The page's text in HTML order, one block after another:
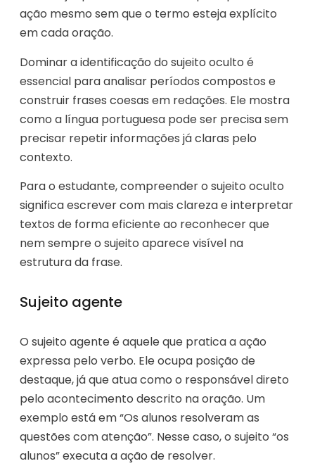
ação mesmo sem que o termo esteja explícito
em cada oração.
Dominar a identificação do sujeito oculto é
essencial para analisar períodos compostos e
construir frases coesas em redações. Ele mostra
como a língua portuguesa pode ser precisa sem
precisar repetir informações já claras pelo
contexto.
Para o estudante, compreender o sujeito oculto
significa escrever com mais clareza e interpretar
textos de forma eficiente ao reconhecer que
nem sempre o sujeito aparece visível na
estrutura da frase.
Sujeito agente
O sujeito agente é aquele que pratica a ação
expressa pelo verbo. Ele ocupa posição de
destaque, já que atua como o responsável direto
pelo acontecimento descrito na oração. Um
exemplo está em “Os alunos resolveram as
questões com atenção”. Nesse caso, o sujeito “os
alunos” executa a ação de resolver.